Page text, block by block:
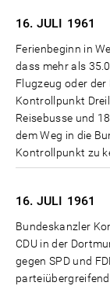
16. JULI 1961
Ferienbeginn in
dass mehr als
Flugzeug oder
Kontrollpunkt
Reisebusse und
dem Weg in die
Kontrollpunkt zu
16. JULI 1961
Bundeskanzler
CDU in der
gegen SPD und